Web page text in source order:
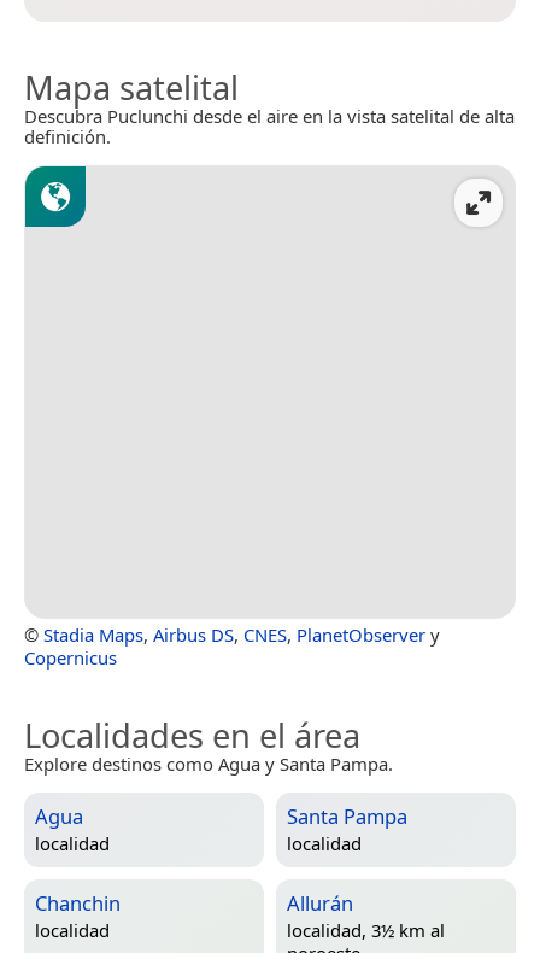
Mapa satelital
Descubra Puclunchi desde el aire en la vista satelital de alta
definición.
© Stadia Maps, Airbus DS, CNES, PlanetObserver y
Copernicus
Localidades en el área
Explore destinos como Agua y Santa Pampa.
Agua
localidad
Santa Pampa
localidad
Chanchin
localidad
Allurán
localidad, 3½ km al